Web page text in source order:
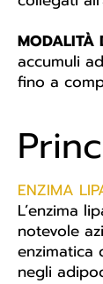
MODALITÀ
accumuli
fino a
ENZIMA
L’enzima
notevole
enzimatica
negli